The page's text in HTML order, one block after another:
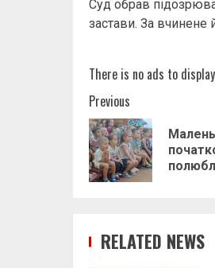
Суд обрав
застави. За вчинене
There is no ads to
Post
navigation
Previous
RELATED NEWS